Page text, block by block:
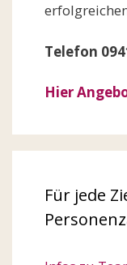
Telefon
Hier
Für jede